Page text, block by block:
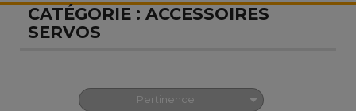
CATÉGORIE : ACCESSOIRES
SERVOS
Pertinence 